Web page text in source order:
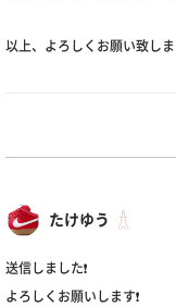
以上、よろしくお願い致しま
たけゆう
送信しました❗
よろしくお願いします❗